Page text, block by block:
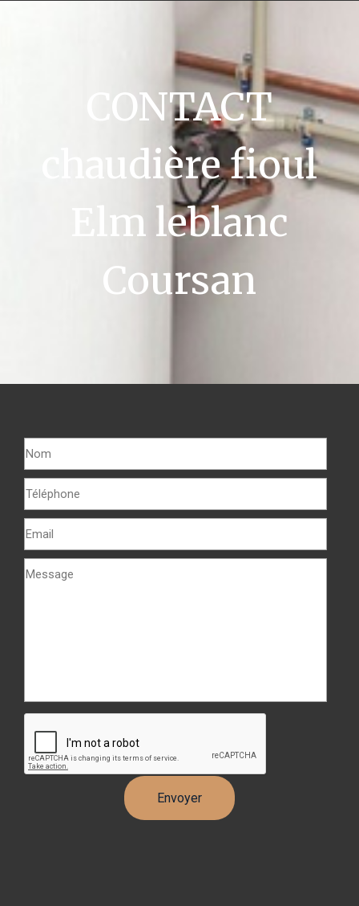
CONTACT
chaudière fioul
Elm leblanc
Coursan